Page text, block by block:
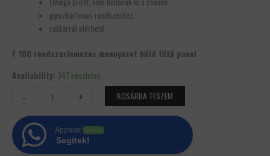
gipszkartonos rendszerhez
raktárról elérhető
F 100 rendszerlemezes mennyezet hűtő fűtő panel
Availability: 347 készleten
- + KOSÁRBA TESZEM
Apparat Online
Segítek!